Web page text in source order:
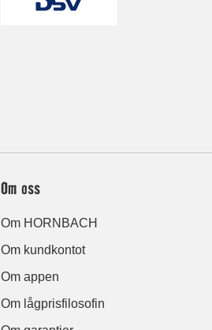
Om oss
Om HORNBACH
Om kundkontot
Om appen
Om lågprisfilosofin